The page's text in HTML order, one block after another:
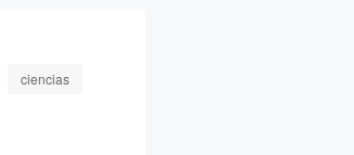
ciencias